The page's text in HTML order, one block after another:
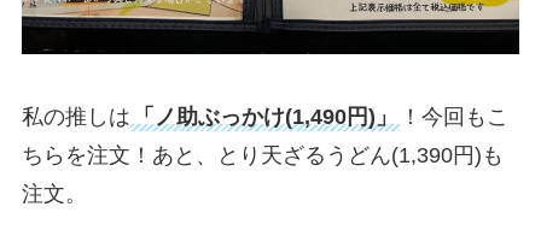
私の推しは 「ノ助ぶっかけ(1,490円)」
！今回もこ
ちらを注文！あと、とり天ざるうどん(1,390円)も
注文。